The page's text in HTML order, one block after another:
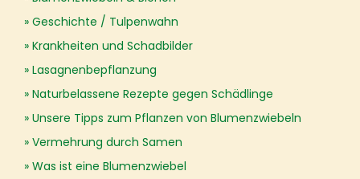
Geschichte / Tulpenwahn
Krankheiten und Schadbilder
Lasagnenbepflanzung
Naturbelassene Rezepte gegen Schädlinge
Unsere Tipps zum Pflanzen von Blumenzwiebeln
Vermehrung durch Samen
Was ist eine Blumenzwiebel